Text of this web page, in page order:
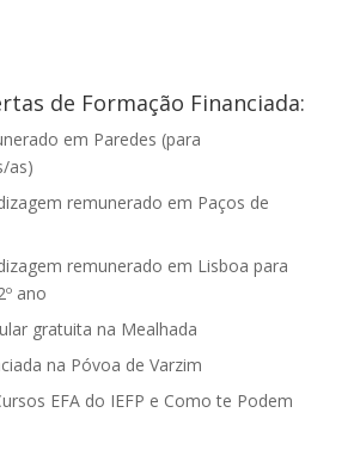
de Formação Financiada:
em Paredes (para
as)
remunerado em Paços de
remunerado em Lisboa para
ano
gratuita na Mealhada
na Póvoa de Varzim
EFA do IEFP e Como te Podem